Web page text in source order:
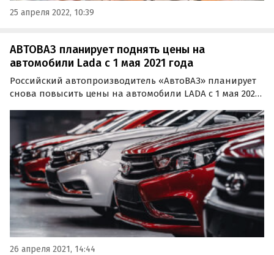
25 апреля 2022, 10:39
АВТОВАЗ планирует поднять цены на
автомобили Lada с 1 мая 2021 года
Российский автопроизводитель «АвтоВАЗ» планирует
снова повысить цены на автомобили LADA с 1 мая 2021
одного из дилеров марки, вся линейка LADA
подорожает в субботу примерно на 2-5%.
26 апреля 2021, 14:44